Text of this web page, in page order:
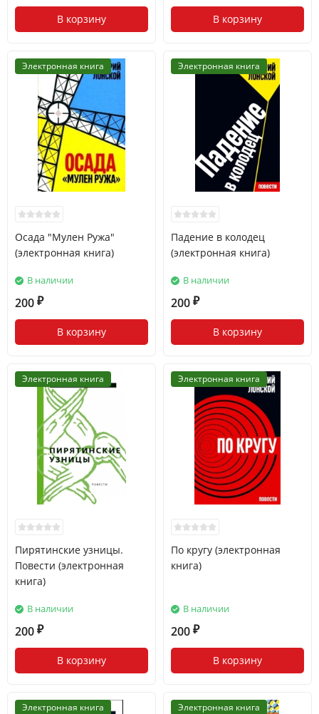
В корзину В корзину
Электронная книга
Осада "Мулен Ружа"
(электронная книга)
В наличии
200 ₽
В корзину
Электронная книга
Падение в колодец
(электронная книга)
В наличии
200 ₽
В корзину
Электронная книга
Пирятинские узницы.
Повести (электронная
книга)
В наличии
200 ₽
В корзину
Электронная книга
По кругу (электронная
книга)
В наличии
200 ₽
В корзину
Электронная книга Электронная книга